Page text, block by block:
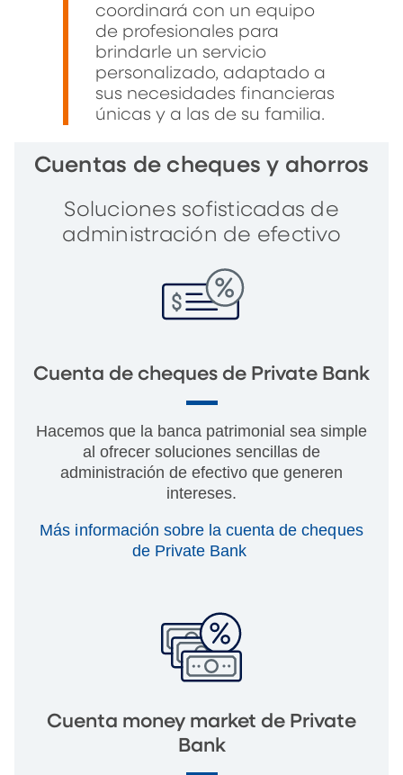
coordinará con un equipo
de profesionales para
brindarle un servicio
personalizado, adaptado a
sus necesidades financieras
únicas y a las de su familia.
Cuentas de cheques y ahorros
Soluciones sofisticadas de
administración de efectivo
Cuenta de cheques de Private Bank
Hacemos que la banca patrimonial sea simple
al ofrecer soluciones sencillas de
administración de efectivo que generen
intereses.
Más información sobre la cuenta de cheques
de Private Bank
Cuenta money market de Private
Bank